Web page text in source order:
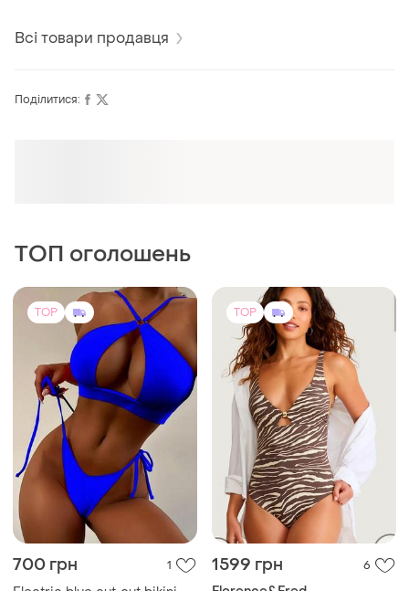
Всі товари продавця
Поділитися:
ТОП оголошень
TOP
700 грн
TOP
1599 грн